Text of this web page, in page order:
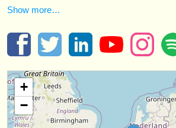
contattaci
rss feeds
editori:
pubblica con noi
Show more…
+
−